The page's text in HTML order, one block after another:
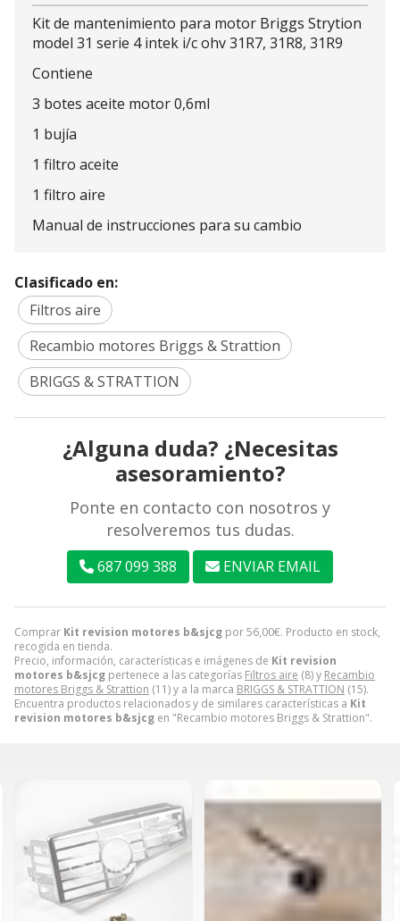
Comprar Kit revision motores b&sjcg por56,00€. Producto en stock,
recogida en tienda.
Precio, información, características e imágenes de Kit revision
motores b&sjcg pertenece a las categorías Filtros aire (8) y Recambio
motores Briggs & Strattion (11) y a la marca BRIGGS & STRATTION (15).
Encuentra productos relacionados y de similares características a Kit
revision motores b&sjcg en "Recambio motores Briggs & Strattion".
Kit de mantenimiento para motor Briggs Strytion
model 31 serie 4 intek i/c ohv 31R7, 31R8, 31R9
Contiene
3 botes aceite motor 0,6ml
1 bujía
1 filtro aceite
1 filtro aire
Manual de instrucciones para su cambio
Clasificado en:
Filtros aire
Recambio motores Briggs & Strattion
BRIGGS & STRATTION
¿Alguna duda? ¿Necesitas
asesoramiento?
Ponte en contacto con nosotros y
resolveremos tus dudas.
687 099 388 ENVIAR EMAIL